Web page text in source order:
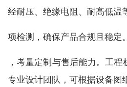
经耐压、绝缘电阻、耐高低温
项检测，确保产品合规且稳定。
，考量定制与售后能力。工
专业设计团队，可根据设备图